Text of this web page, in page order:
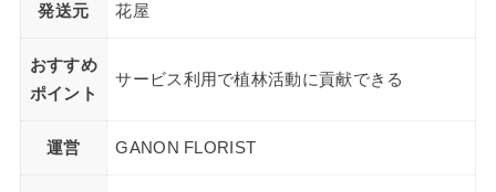
発送元 花屋
おすすめ
ポイント
サービス利用で植林活動に貢献できる
運営 GANON FLORIST